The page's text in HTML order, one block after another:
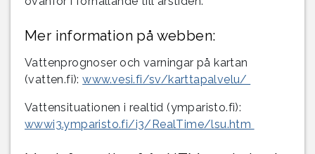
Mer information på webben:
Vattenprognoser och varningar på kartan
(vatten.fi):www.vesi.fi/sv/karttapalvelu/
Vattensituationen i realtid (ymparisto.fi):
wwwi3.ymparisto.fi/i3/RealTime/lsu.htm